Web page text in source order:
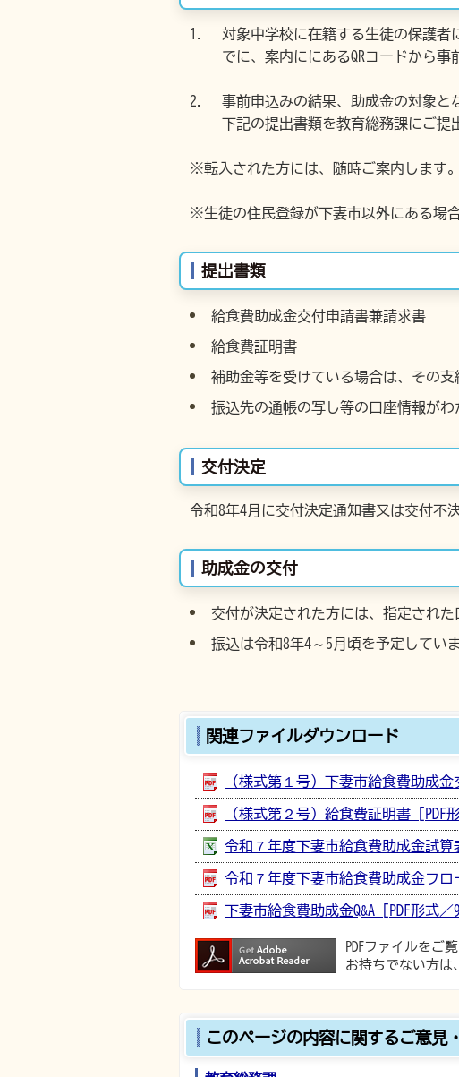
対象中学校に在籍する生徒の保護者
でに、案内ににあるQRコードから事
事前申込みの結果、助成金の対象と
下記の提出書類を教育総務課にご提
※転入された方には、随時ご案内します。
※生徒の住民登録が下妻市以外にある場
提出書類
給食費助成金交付申請書兼請求書
給食費証明書
補助金等を受けている場合は、その
振込先の通帳の写し等の口座情報がわ
交付決定
令和8年4月に交付決定通知書又は交付不
助成金の交付
交付が決定された方には、指定された
振込は令和8年4～5月頃を予定していま
関連ファイルダウンロード
（様式第１号）下妻市給食費助成
（様式第２号）給食費証明書 [PDF
令和７年度下妻市給食費助成金試算
令和７年度下妻市給食費助成金フロ
下妻市給食費助成金Q&A [PDF形式／
PDFファイルをご
お持ちでない方は
このページの内容に関するご意見